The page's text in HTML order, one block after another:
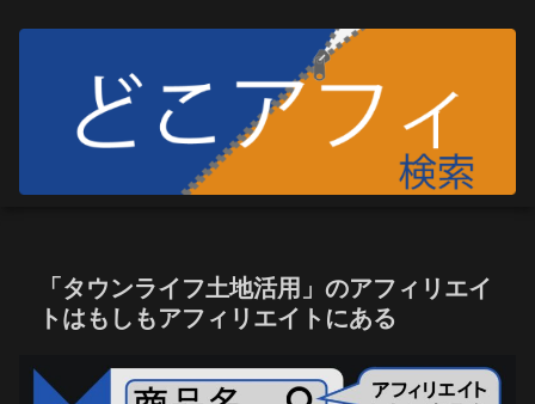
「タウンライフ土地活用」のアフィリエイ
トはもしもアフィリエイトにある